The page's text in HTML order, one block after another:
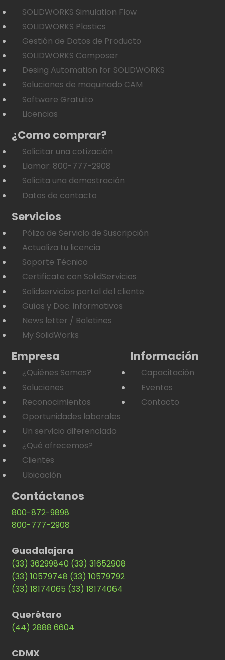
SOLIDWORKS Simulation Flow
SOLIDWORKS Plastics
Gestión de Datos de Producto
SOLIDWORKS Composer
Desing Automation for SOLIDWORKS
Soluciones de maquinado CAM
Software Gratuito
Licencias
¿Como comprar?
Solicitar una cotización
Llamar: 800-777-2908
Solicita una demostración
Datos de contacto
Servicios
Póliza de Servicio de Suscripción
Actualiza tu licencia
Soporte Técnico
Certificate con SolidServicios
Solidservicios portal del cliente
Guías y Doc. informativos
News letter / Boletines
My SolidWorks
Empresa
¿Quiénes Somos?
Soluciones
Reconocimientos
Oportunidades laborales
Un servicio diferenciado
¿Qué ofrecemos?
Clientes
Ubicación
Información
Capacitación
Eventos
Contacto
Contáctanos
800-872-9898
800-777-2908
Guadalajara
(33) 36299840 (33) 31652908
(33) 10579748 (33) 10579792
(33) 18174065 (33) 18174064
Querétaro
(44) 2888 6604
CDMX